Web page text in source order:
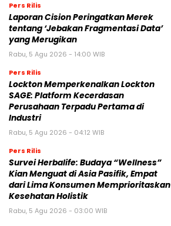
Pers Rilis
Laporan Cision Peringatkan Merek
tentang ‘Jebakan Fragmentasi Data’
yang Merugikan
Rabu, 5 Agu 2026 - 14:00 WIB
Pers Rilis
Lockton Memperkenalkan Lockton
SAGE: Platform Kecerdasan
Perusahaan Terpadu Pertama di
Industri
Rabu, 5 Agu 2026 - 04:12 WIB
Pers Rilis
Survei Herbalife: Budaya “Wellness”
Kian Menguat di Asia Pasifik, Empat
dari Lima Konsumen Memprioritaskan
Kesehatan Holistik
Rabu, 5 Agu 2026 - 03:00 WIB